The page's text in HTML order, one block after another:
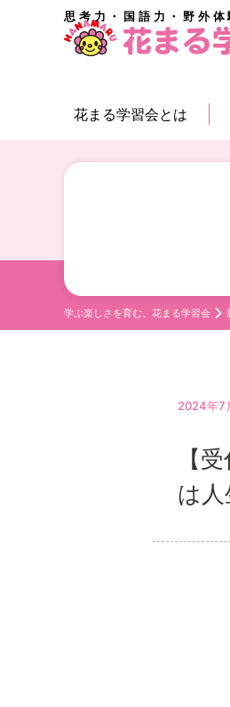
思考力・国語力・野外
花まる学習会とは
学ぶ楽しさを育む。花まる学習会
2024年7
【
は人